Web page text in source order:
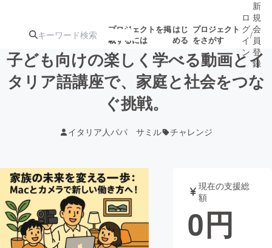
プロジェクトを掲
載するには
はじ
める
プロジェクト
をさがす
注目の新着プロ
ジェクト
募集終了が近いプ
テクノロジー・ガジェット
映像・映画 書籍・雑誌
ロ
グ
イ
ン
/
新
規
会
員
登
録
子ども向けの楽しく学べる動画とイ
タリア語講座で、家庭と社会をつな
ぐ挑戦。
イタリア人パパ サミル チャレンジ
現在の支援総
額
0円